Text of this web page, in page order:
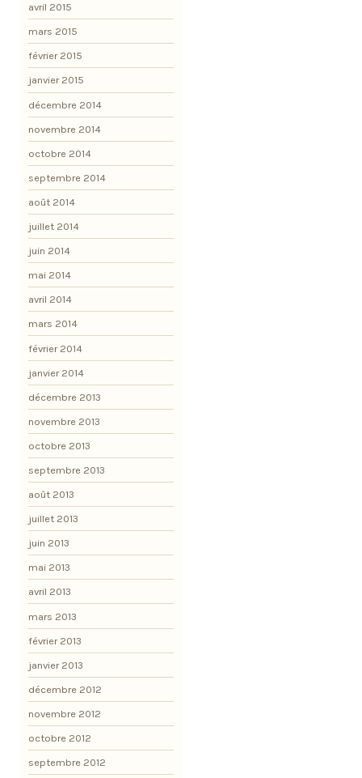
avril 2015
mars 2015
février 2015
janvier 2015
décembre 2014
novembre 2014
octobre 2014
septembre 2014
août 2014
juillet 2014
juin 2014
mai 2014
avril 2014
mars 2014
février 2014
janvier 2014
décembre 2013
novembre 2013
octobre 2013
septembre 2013
août 2013
juillet 2013
juin 2013
mai 2013
avril 2013
mars 2013
février 2013
janvier 2013
décembre 2012
novembre 2012
octobre 2012
septembre 2012